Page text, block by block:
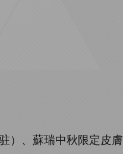
）、蘇瑞中秋限定皮膚